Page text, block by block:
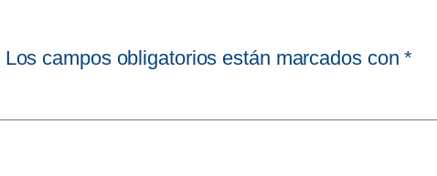
Los campos obligatorios están marcados con*